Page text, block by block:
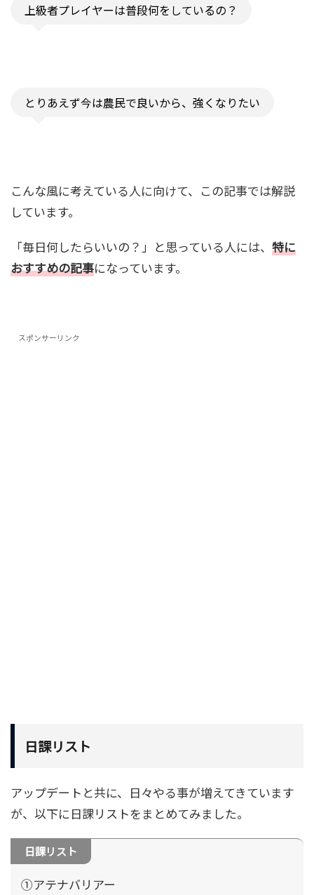
上級者プレイヤーは普段何をしているの？
とりあえず今は農民で良いから、強くなりたい
こんな風に考えている人に向けて、この記事では解説
しています。
「毎日何したらいいの？」と思っている人には、 特に
おすすめの記事になっています。
スポンサーリンク
日課リスト
アップデートと共に、日々やる事が増えてきています
が、以下に日課リストをまとめてみました。
日課リスト
①アテナバリアー